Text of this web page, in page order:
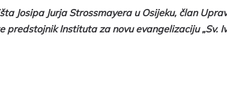
Josipa Jurja Strossmayera u Osijeku, član
Instituta za novu evangelizaciju „Sv.